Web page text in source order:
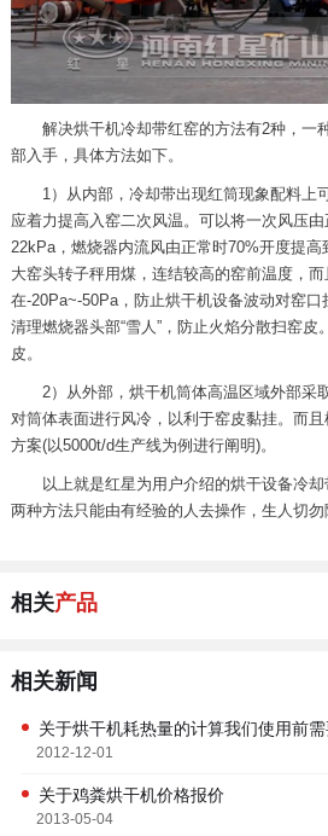
解决烘干机冷却带红窑的方法有2种，一
部入手，具体方法如下。
1）从内部，冷却带出现红筒现象配料上
应着力提高入窑二次风温。可以将一次风压
22kPa，燃烧器内流风由正常时70%开度提
大窑头转子秤用煤，连结较高的窑前温度，
在-20Pa~-50Pa，防止烘干机设备波动对窑
清理燃烧器头部“雪人”，防止火焰分散扫窑
皮。
2）从外部，烘干机筒体高温区域外部采
对筒体表面进行风冷，以利于窑皮黏挂。而
方案(以5000t/d生产线为例进行阐明)。
以上就是红星为用户介绍的烘干设备冷
两种方法只能由有经验的人去操作，生人切勿
相关产品
相关新闻
关于烘干机耗热量的计算我们使用前
2012-12-01
关于鸡粪烘干机价格报价
2013-05-04